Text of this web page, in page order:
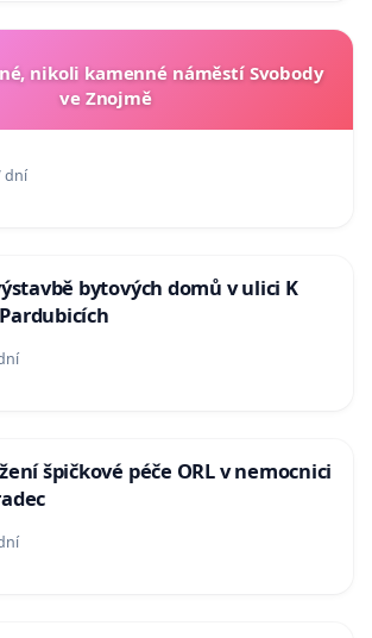
nikoli kamenné náměstí Svobody
ve Znojmě
dní
bytových domů v ulici K
špičkové péče ORL v nemocnici